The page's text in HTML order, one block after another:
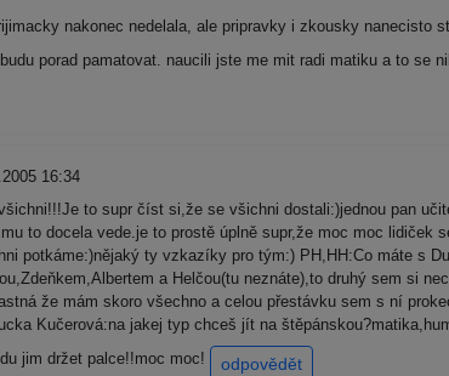
nakonec nedelala, ale pripravky i zkousky nanecisto
porad pamatovat. naucili jste me mit radi matiku a to se
16:34
to supr číst si,že se všichni dostali:)jednou pan
to docela vede.je to prostě úplně supr,že moc moc
potkáme:)nějaký ty vzkazíky pro tým:) PH,HH:Co máte s
a Helčou(tu neznáte),to druhý sem si
že mám skoro všechno a celou přestávku sem s ní
Kučerová:na jakej typ chceš jít na
jim držet palce!!moc moc!
odpovědět